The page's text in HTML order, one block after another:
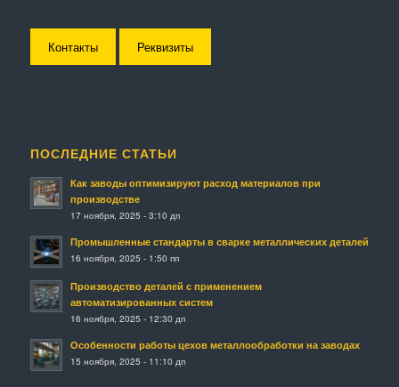
Контакты Реквизиты
ПОСЛЕДНИЕ СТАТЬИ
Как заводы оптимизируют расход материалов при
производстве
17 ноября, 2025 - 3:10 дп
Промышленные стандарты в сварке металлических деталей
16 ноября, 2025 - 1:50 пп
Производство деталей с применением
автоматизированных систем
16 ноября, 2025 - 12:30 дп
Особенности работы цехов металлообработки на заводах
15 ноября, 2025 - 11:10 дп